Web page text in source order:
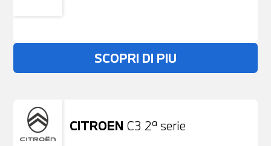
SCOPRI DI PIU
CITROEN C3 2ª serie
Usato